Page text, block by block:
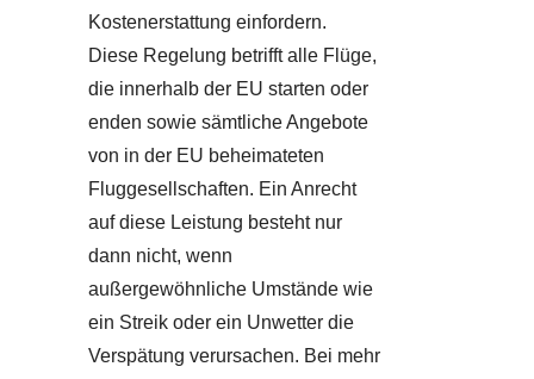
Kostenerstattung einfordern.
Diese Regelung betrifft alle Flüge,
die innerhalb der EU starten oder
enden sowie sämtliche Angebote
von in der EU beheimateten
Fluggesellschaften. Ein Anrecht
auf diese Leistung besteht nur
dann nicht, wenn
außergewöhnliche Umstände wie
ein Streik oder ein Unwetter die
Verspätung verursachen. Bei mehr